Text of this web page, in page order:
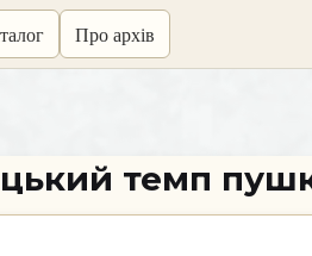
Про архів
темп